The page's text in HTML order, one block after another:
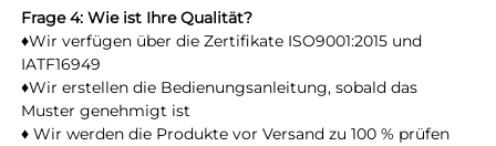
Frage 4: Wie ist Ihre Qualität?
♦Wir verfügen über die Zertifikate ISO9001:2015 und
IATF16949
♦Wir erstellen die Bedienungsanleitung, sobald das
Muster genehmigt ist
♦ Wir werden die Produkte vor Versand zu 100 % prüfen